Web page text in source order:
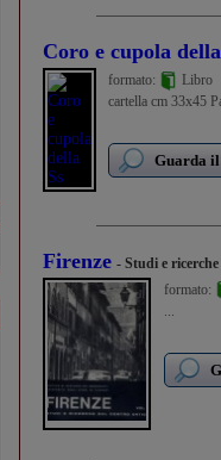
Coro e cupola
formato:
Libro
cartella cm 33x45
Guarda
Firenze - Studi e
formato:
...